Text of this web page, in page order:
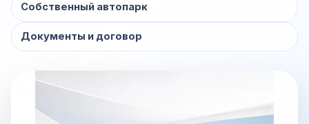
Собственный автопарк
Документы и договор